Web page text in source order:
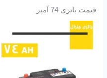
قیمت باتری 74 آمپر